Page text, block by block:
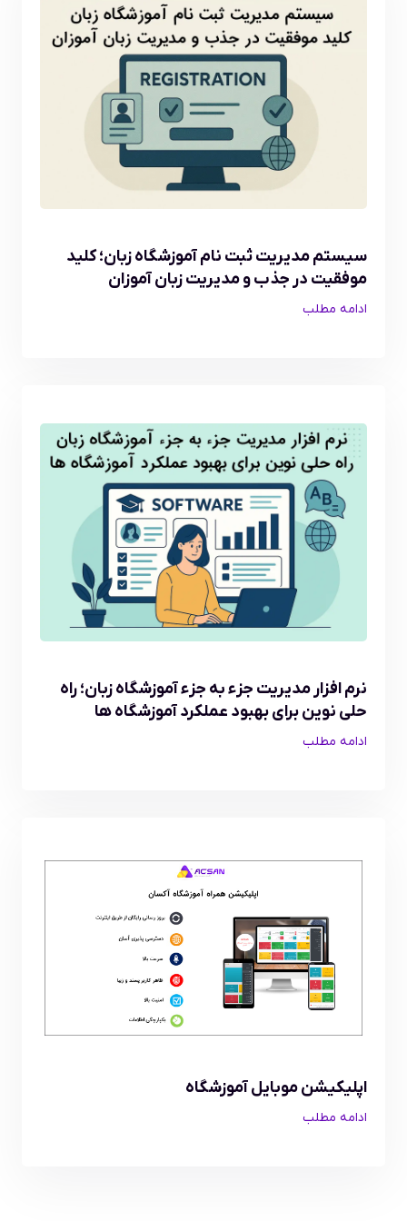
سیستم مدیریت ثبت نام آموزشگاه زبان؛ کلید
موفقیت در جذب و مدیریت زبان آموزان
ادامه مطلب
نرم افزار مدیریت جزء به جزء آموزشگاه زبان؛ راه
حلی نوین برای بهبود عملکرد آموزشگاه ها
ادامه مطلب
اپلیکیشن موبایل آموزشگاه
ادامه مطلب